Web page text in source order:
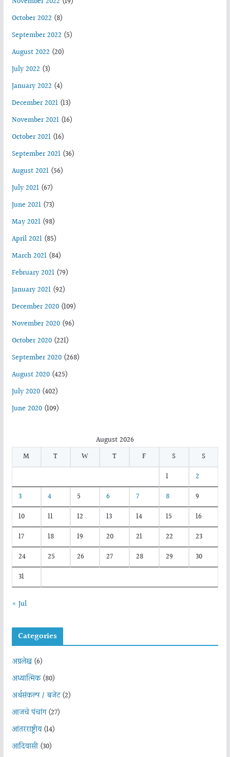
October 2022 (8)
September 2022 (5)
August 2022 (20)
July 2022 (3)
January 2022 (4)
December 2021(13)
November 2021(16)
October 2021(16)
September 2021(36)
August 2021(56)
July 2021(67)
June 2021(73)
May 2021(98)
April 2021(85)
March 2021(84)
February 2021(79)
January 2021(92)
December 2020(109)
November 2020(96)
October 2020(221)
September 2020(268)
August 2020(425)
July 2020(402)
June 2020(109)
August 2026
M
T W T F S
S
1
2
3
4 5 6 7 8
9
10
11 12 13 14 15
16
17
18 19 20 21 22
23
24
25 26 27 28 29
30
31
« Jul
Categories
अग्रलेख(6)
अध्यात्मिक(80)
अर्थसंकल्प / बजेट(2)
आजचे पंचांग(27)
आंतरराष्ट्रीय(14)
आदिवासी(30)